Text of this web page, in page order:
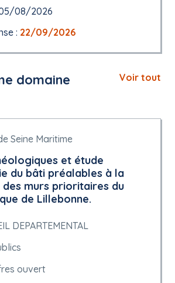
05/08/2026
: 22/09/2026
domaine
Voir tout
Seine Maritime
et étude
du bâti préalables à la
murs prioritaires du
de Lillebonne.
DEPARTEMENTAL
ouvert